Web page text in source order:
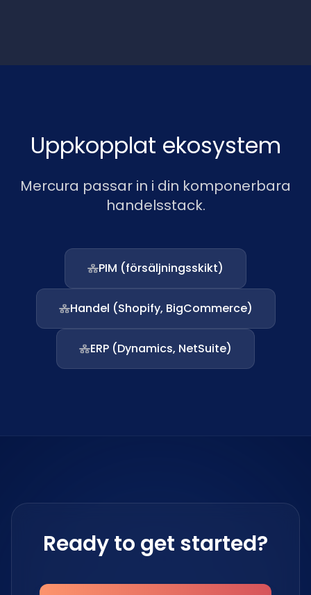
Uppkopplat ekosystem
Mercura passar in i din komponerbara
handelsstack.
PIM (försäljningsskikt)
Handel (Shopify, BigCommerce)
ERP (Dynamics, NetSuite)
Ready to get started?